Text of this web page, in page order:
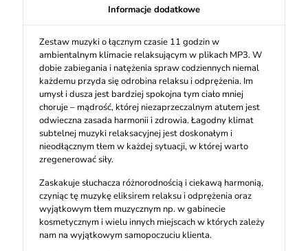
Informacje dodatkowe
Zestaw muzyki o łącznym czasie 11 godzin w
ambientalnym klimacie relaksującym w plikach MP3. W
dobie zabiegania i natężenia spraw codziennych niemal
każdemu przyda się odrobina relaksu i odprężenia. Im
umysł i dusza jest bardziej spokojna tym ciało mniej
choruje – mądrość, której niezaprzeczalnym atutem jest
odwieczna zasada harmonii i zdrowia. Łagodny klimat
subtelnej muzyki relaksacyjnej jest doskonałym i
nieodłącznym tłem w każdej sytuacji, w której warto
zregenerować siły.
Zaskakuje słuchacza różnorodnością i ciekawą harmonią,
czyniąc tę muzykę eliksirem relaksu i odprężenia oraz
wyjątkowym tłem muzycznym np. w gabinecie
kosmetycznym i wielu innych miejscach w których zależy
nam na wyjątkowym samopoczuciu klienta.